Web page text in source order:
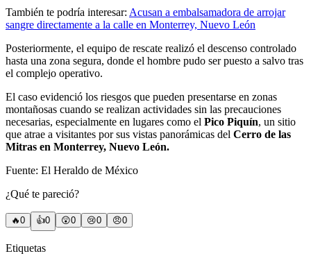
También te podría interesar: Acusan a embalsamadora de arrojar
sangre directamente a la calle en Monterrey, Nuevo León
Posteriormente, el equipo de rescate realizó el descenso controlado
hasta una zona segura, donde el hombre pudo ser puesto a salvo tras
el complejo operativo.
El caso evidenció los riesgos que pueden presentarse en zonas
montañosas cuando se realizan actividades sin las precauciones
necesarias, especialmente en lugares como el Pico Piquín, un sitio
que atrae a visitantes por sus vistas panorámicas del Cerro de las
Mitras en Monterrey, Nuevo León.
Fuente: El Heraldo de México
¿Qué te pareció?
🔥0 👍0 😲0 😢0 😠0
Etiquetas